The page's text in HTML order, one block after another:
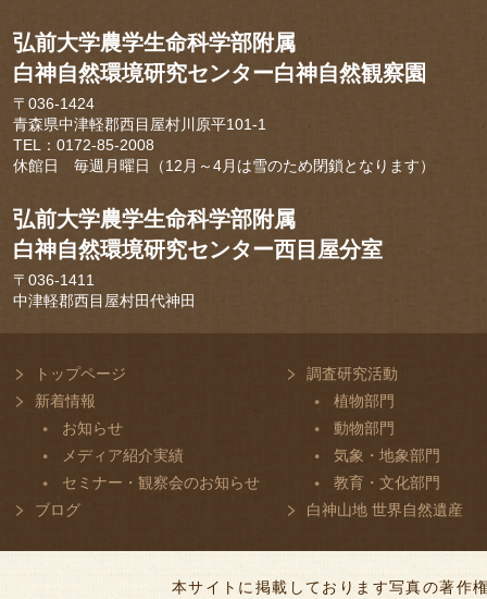
弘前大学農学生命科学部附属
白神自然環境研究センター白神自然観察園
〒036-1424
青森県中津軽郡西目屋村川原平101-1
TEL：0172-85-2008
休館日 毎週月曜日（12月～4月は雪のため閉鎖となります）
弘前大学農学生命科学部附属
白神自然環境研究センター西目屋分室
〒036-1411
中津軽郡西目屋村田代神田
トップページ
新着情報
お知らせ
メディア紹介実績
セミナー・観察会のお知らせ
ブログ
調査研究活動
植物部門
動物部門
気象・地象部門
教育・文化部門
白神山地 世界自然遺産
本サイトに掲載しております写真の著作